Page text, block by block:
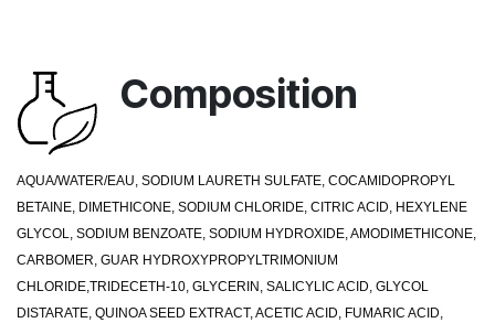
Composition
AQUA/WATER/EAU, SODIUM LAURETH SULFATE, COCAMIDOPROPYL
BETAINE, DIMETHICONE, SODIUM CHLORIDE, CITRIC ACID, HEXYLENE
GLYCOL, SODIUM BENZOATE, SODIUM HYDROXIDE, AMODIMETHICONE,
CARBOMER, GUAR HYDROXYPROPYLTRIMONIUM
CHLORIDE,TRIDECETH-10, GLYCERIN, SALICYLIC ACID, GLYCOL
DISTARATE, QUINOA SEED EXTRACT, ACETIC ACID, FUMARIC ACID,